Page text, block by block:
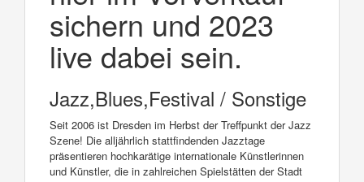
sichern und 2023
live dabei sein.
Jazz,Blues,Festival / Sonstige
Seit 2006 ist Dresden im Herbst der Treffpunkt der Jazz
Szene! Die alljährlich stattfindenden Jazztage
präsentieren hochkarätige internationale Künstlerinnen
und Künstler, die in zahlreichen Spielstätten der Stadt